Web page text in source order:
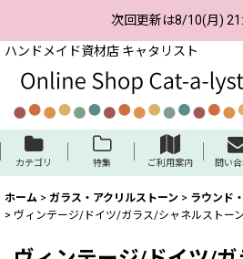
次回更新は8/10(月)
ハンドメイド資材店 キャタリスト
カテゴリ 特集 ご利用案内 問い
ホーム > ガラス・アクリルストーン > ラウンド
> ヴィンテージ/ドイツ/ガラス/シャネルストー